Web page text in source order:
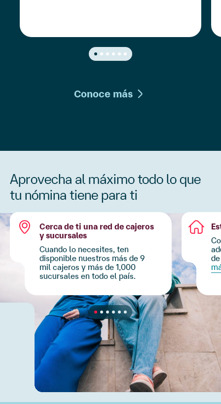
Conoce más
Aprovecha al máximo todo loque
tu nómina tiene para ti